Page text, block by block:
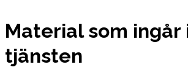
Material som ingår
tjänsten